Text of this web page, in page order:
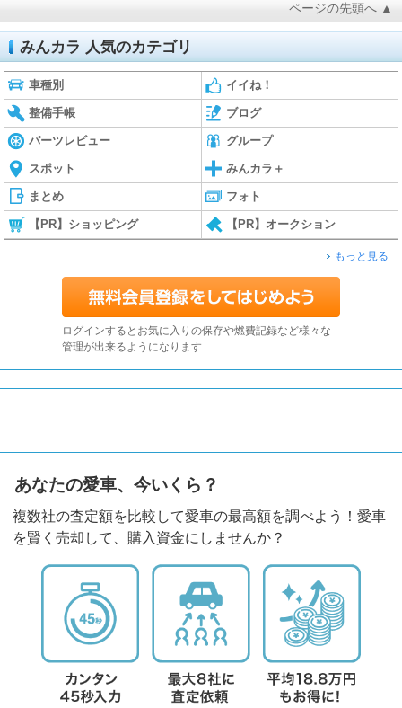
ページの先頭へ ▲
みんカラ 人気のカテゴリ
車種別 イイね！
整備手帳 ブログ
パーツレビュー グループ
スポット みんカラ＋
まとめ フォト
【PR】ショッピング 【PR】オークション
もっと見る
ログインするとお気に入りの保存や燃費記録など様々な
管理が出来るようになります
あなたの愛車、今いくら？
複数社の査定額を比較して愛車の最高額を調べよう！愛車
を賢く売却して、購入資金にしませんか？